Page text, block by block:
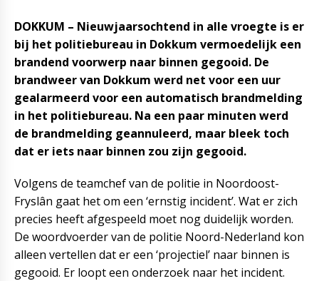
DOKKUM – Nieuwjaarsochtend in alle vroegte is er
bij het politiebureau in Dokkum vermoedelijk een
brandend voorwerp naar binnen gegooid. De
brandweer van Dokkum werd net voor een uur
gealarmeerd voor een automatisch brandmelding
in het politiebureau. Na een paar minuten werd
de brandmelding geannuleerd, maar bleek toch
dat er iets naar binnen zou zijn gegooid.
Volgens de teamchef van de politie in Noordoost-
Fryslân gaat het om een ‘ernstig incident’. Wat er zich
precies heeft afgespeeld moet nog duidelijk worden.
De woordvoerder van de politie Noord-Nederland kon
alleen vertellen dat er een ‘projectiel’ naar binnen is
gegooid. Er loopt een onderzoek naar het incident.